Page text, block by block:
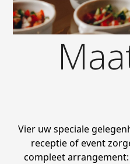
Vier uw speciale
receptie of event
compleet